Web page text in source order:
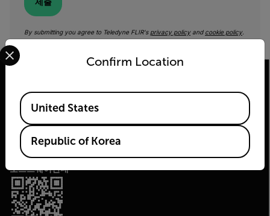
By submitting you agree to Teledyne FLIR's privacy policyand cookie policy.
(주)플리어시스템코리아
2026 © Flir All rights reserved.
소프트웨어안내
Confirm Location
Select your preferred country and language from the
Available Locations
United States
Republic of Korea